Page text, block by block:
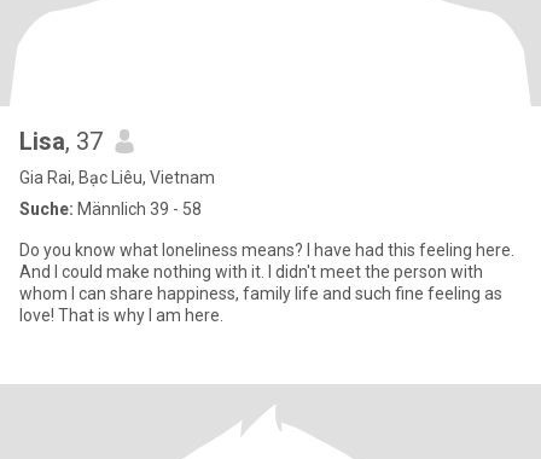
Lisa, 37
Gia Rai, Bạc Liêu, Vietnam
Suche: Männlich 39 - 58
Do you know what loneliness means? I have had this feeling here.
And I could make nothing with it. I didn't meet the person with
whom I can share happiness, family life and such fine feeling as
love! That is why I am here.